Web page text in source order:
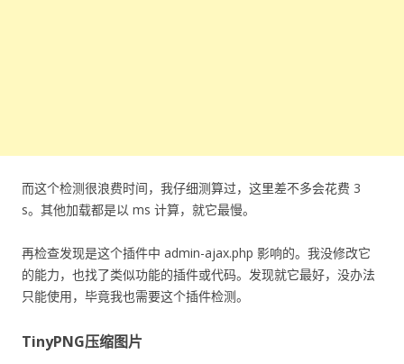
而这个检测很浪费时间，我仔细测算过，这里差不多会花费 3
s。其他加载都是以 ms 计算，就它最慢。
再检查发现是这个插件中 admin-ajax.php 影响的。我没修改它
的能力，也找了类似功能的插件或代码。发现就它最好，没办法
只能使用，毕竟我也需要这个插件检测。
TinyPNG压缩图片